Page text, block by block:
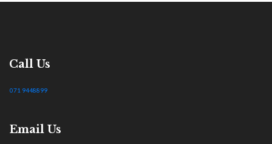
Call Us
071 9448899
Email Us